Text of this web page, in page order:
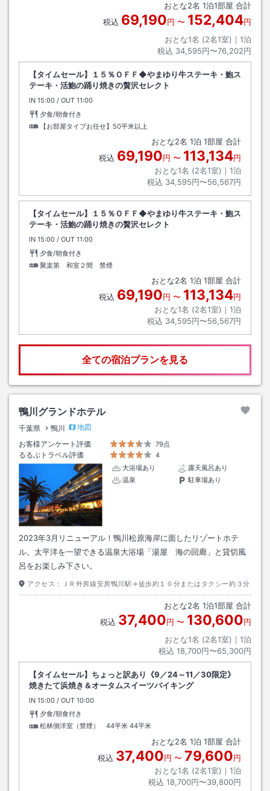
おとな2名 1泊1部屋 合計
税込 69,190円 〜 152,404円
おとな1名 (2名1室)｜ 1泊
税込 34,595円〜76,202円
【タイムセール】１５％ＯＦＦ◆やまゆり牛ステーキ・鮑ス
テーキ・活鮑の踊り焼きの贅沢セレクト
IN チェックイン
15:00 / OUT チェックアウト
11:00
夕食/朝食付き
【お部屋タイプお任せ】50平米以上
おとな2名 1泊 1部屋 合計
税込 69,190円 〜 113,134円
おとな1名 (2名1室)｜ 1泊
税込 34,595円〜56,567円
【タイムセール】１５％ＯＦＦ◆やまゆり牛ステーキ・鮑ス
テーキ・活鮑の踊り焼きの贅沢セレクト
IN チェックイン
15:00 / OUT チェックアウト
11:00
夕食/朝食付き
聚楽第 和室２間 禁煙
おとな2名 1泊 1部屋 合計
税込 69,190円 〜 113,134円
おとな1名 (2名1室)｜ 1泊
税込 34,595円〜56,567円
全ての宿泊プランを見る
鴨川グランドホテル
千葉県 鴨川
地図
お客様アンケート評価
79点
るるぶトラベル評価
4
大浴場あり
露天風呂あり
温泉
駐車場あり
2023年3月リニューアル！鴨川松原海岸に面したリゾートホテ
ル。太平洋を一望できる温泉大浴場「湯屋 海の回廊」と貸切風
呂をお楽しみ下さい。
アクセス： ＪＲ外房線安房鴨川駅→徒歩約１０分またはタクシー約３分
おとな2名 1泊1部屋 合計
税込 37,400円 〜 130,600円
おとな1名 (2名1室)｜ 1泊
税込 18,700円〜65,300円
【タイムセール】ちょっと訳あり《9／24～11／30限定》
焼きたて浜焼き＆オータムスイーツバイキング
IN チェックイン
15:00 / OUT チェックアウト
10:00
夕食/朝食付き
松林側洋室（禁煙） 44平米 44平米
おとな2名 1泊 1部屋 合計
税込 37,400円 〜 79,600円
おとな1名 (2名1室)｜ 1泊
税込 18,700円〜39,800円